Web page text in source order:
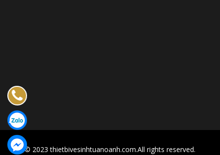
© 2023 thietbivesinhtuanoanh.com.All rights reserved.